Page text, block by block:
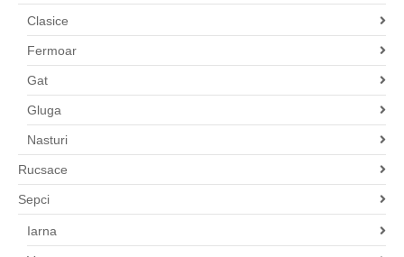
Clasice
Fermoar
Gat
Gluga
Nasturi
Rucsace
Sepci
Iarna